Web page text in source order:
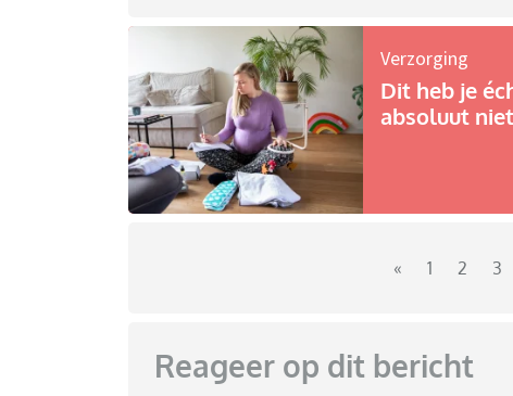
Verzorging
Dit heb je
absoluut
« 1 2 3
Reageer op dit bericht